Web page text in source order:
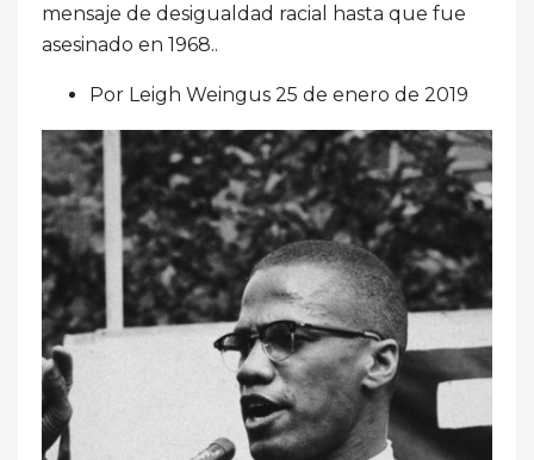
mensaje de desigualdad racial hasta que fue
asesinado en 1968..
Por Leigh Weingus 25 de enero de 2019